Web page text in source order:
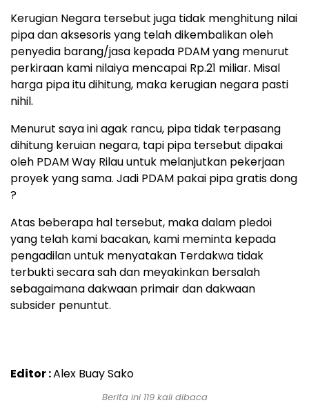
Kerugian Negara tersebut juga tidak menghitung nilai
pipa dan aksesoris yang telah dikembalikan oleh
penyedia barang/jasa kepada PDAM yang menurut
perkiraan kami nilaiya mencapai Rp.21 miliar. Misal
harga pipa itu dihitung, maka kerugian negara pasti
nihil.
Menurut saya ini agak rancu, pipa tidak terpasang
dihitung keruian negara, tapi pipa tersebut dipakai
oleh PDAM Way Rilau untuk melanjutkan pekerjaan
proyek yang sama. Jadi PDAM pakai pipa gratis dong
?
Atas beberapa hal tersebut, maka dalam pledoi
yang telah kami bacakan, kami meminta kepada
pengadilan untuk menyatakan Terdakwa tidak
terbukti secara sah dan meyakinkan bersalah
sebagaimana dakwaan primair dan dakwaan
subsider penuntut.
Editor :Alex Buay Sako
Berita ini 119 kali dibaca